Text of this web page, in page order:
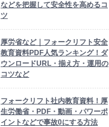
などを把握して安全性を高めるコ
ツ
厚労省など｜フォークリフト安全
教育資料PDF人気ランキング！ダ
ウンロードURL・揃え方・運用の
コツなど
フォークリフト社内教育資料！厚
生労働省・PDF・動画・パワーポ
イントなどで事故0にする方法